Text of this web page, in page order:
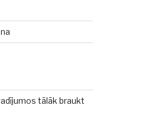
tālāk braukt